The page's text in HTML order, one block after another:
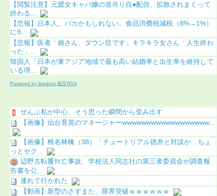
【閲覧注意】元臆女キャバ嬢の首吊り自●配信、拡散されまくって
終わる...
【悲報】日本人、バカかもしれない。食品消費税減税（8%→1%）
に9...
【悲報】医者「娘さん、ダウン症です」キラキラ女さん「人生終わ
った」...
韓国人「日本が東アジア地域で最も高い結婚率と出生率を維持して
いる理...
Powered by livedoor 相互RSS
ぜんぶ私が中心、そう思った瞬間から歪み出す
【画像】仙台育英のマネージャーwwwwwwwwwwwwwwwwww...
【画像】椎名林檎（38）「チュートリアル徳井と対談か…ちょ
っとセク...
辺野古転覆ﾀﾋ亡事故、学校法人同志社の第三者委員会が調査報
告書を公...
連れて行かれた
【動画】新型のさすまた、限界突破ｗｗｗｗｗｗ